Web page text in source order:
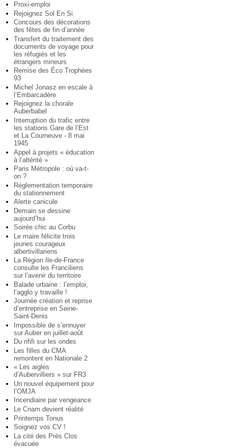
Proxi-emploi
Rejoignez Sol En Si
Concours des décorations
des fêtes de fin d’année
Transfert du traitement des
documents de voyage pour
les réfugiés et les
étrangers mineurs
Remise des Éco Trophées
93
Michel Jonasz en escale à
l’Embarcadère
Rejoignez la chorale
Auberbabel
Interruption du trafic entre
les stations Gare de l’Est
et La Courneuve - 8 mai
1945
Appel à projets « éducation
à l’altérité »
Paris Métropole : où va-t-
on ?
Réglementation temporaire
du stationnement
Alerte canicule
Demain se dessine
aujourd’hui
Soirée chic au Corbu
Le maire félicite trois
jeunes courageux
albertivillariens
La Région Ile-de-France
consulte les Franciliens
sur l’avenir du territoire
Balade urbaine : l’emploi,
l’agglo y travaille !
Journée création et reprise
d’entreprise en Seine-
Saint-Denis
Impossible de s’ennuyer
sur Auber en juillet-août
Du rififi sur les ondes
Les filles du CMA
remontent en Nationale 2
« Les aigles
d’Aubervilliers » sur FR3
Un nouvel équipement pour
l’OMJA
Incendiaire par vengeance
Le Cnam devient réalité
Printemps Tonus
Soignez vos CV !
La cité des Prés Clos
évacuée